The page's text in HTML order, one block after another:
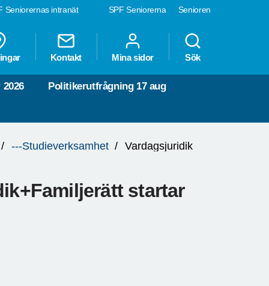
SPF Seniorerna Senioren
Seniorernas intranät
Kontakt Mina sidor Sök
Politikerutfrågning 17 aug
---Studieverksamhet Vardagsjuridik
startar